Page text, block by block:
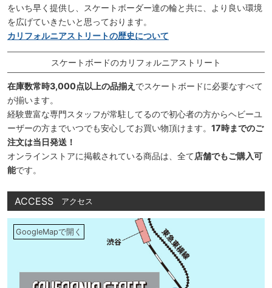
をいち早く提供し、スケートボーダー達の輪と共に、より良い環境
を広げていきたいと思っております。
カリフォルニアストリートの歴史について
スケートボードのカリフォルニアストリート
在庫数常時3,000点以上の品揃え でスケートボードに必要なすべて
が揃います。
経験豊富な専門スタッフが常駐してるので初心者の方からヘビーユ
ーザーの方までいつでも安心してお買い物頂けます。 17時までのご
注文は当日発送！
オンラインストアに掲載されている商品は、全て店舗でもご購入可
能です。
ACCESS アクセス
GoogleMapで開く